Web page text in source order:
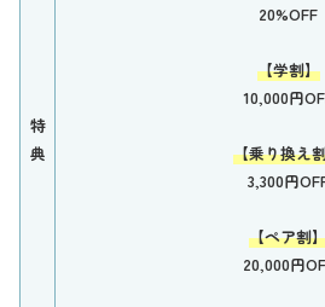
特
典
20%OFF
【学割】
10,000円
【乗り換え
3,300円
【ペア割
20,000円